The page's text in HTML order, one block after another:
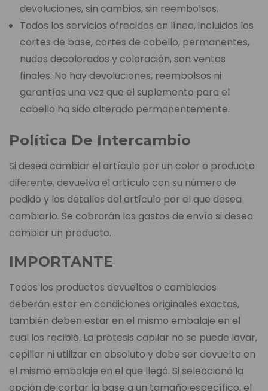
devoluciones, sin cambios, sin reembolsos.
Todos los servicios ofrecidos en línea, incluidos los
cortes de base, cortes de cabello, permanentes,
nudos decolorados y coloración, son ventas
finales. No hay devoluciones, reembolsos ni
garantías una vez que el suplemento para el
cabello ha sido alterado permanentemente.
Política De Intercambio
Si desea cambiar el artículo por un color o producto
diferente, devuelva el artículo con su número de
pedido y los detalles del artículo por el que desea
cambiarlo. Se cobrarán los gastos de envío si desea
cambiar un producto.
IMPORTANTE
Todos los productos devueltos o cambiados
deberán estar en condiciones originales exactas,
también deben estar en el mismo embalaje en el
cual los recibió. La prótesis capilar no se puede lavar,
cepillar ni utilizar en absoluto y debe ser devuelta en
el mismo embalaje en el que llegó. Si seleccionó la
opción de cortar la base a un tamaño específico, el